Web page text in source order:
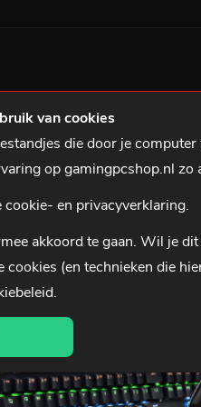
van cookies
die door je
op gamingpcshop.nl zo
cookie- en privacyverklaring.
akkoord te gaan. Wil je
(en technieken die
.
RAIDER 4-in-1